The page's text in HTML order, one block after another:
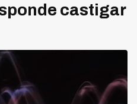
castigar